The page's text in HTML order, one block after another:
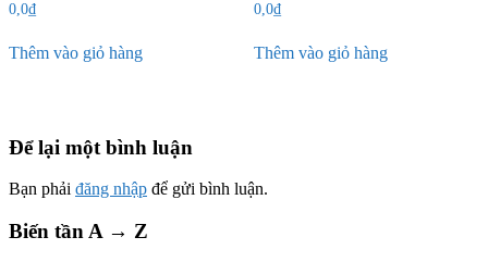
0,0₫
Thêm vào giỏ hàng
0,0₫
Thêm vào giỏ hàng
Để lại một bình luận
Bạn phải đăng nhập để gửi bình luận.
Biến tần A → Z